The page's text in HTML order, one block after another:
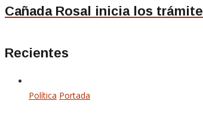
Cañada Rosal inicia los
Recientes
Política Portada